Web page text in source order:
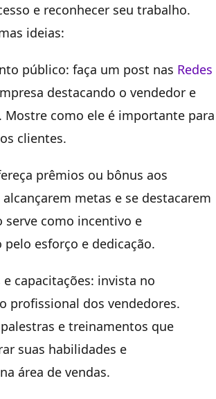
e reconhecer seu trabalho.
ideias:
público: faça um post nas Redes
destacando o vendedor e
Mostre como ele é importante para
clientes.
prêmios ou bônus aos
metas e se destacarem
serve como incentivo e
esforço e dedicação.
capacitações: invista no
profissional dos vendedores.
e treinamentos que
suas habilidades e
área de vendas.